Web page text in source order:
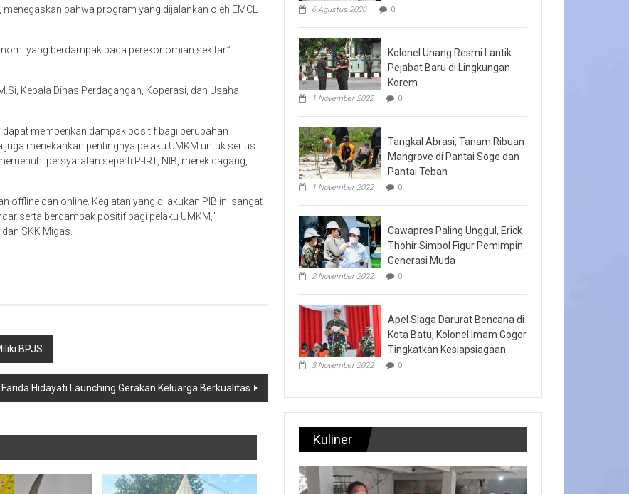
bahwa program yang dijalankan oleh EMCL
yang berdampak pada perekonomian sekitar.”
Kepala Dinas Perdagangan, Koperasi, dan Usaha
memberikan dampak positif bagi perubahan
menekankan pentingnya pelaku UMKM untuk serius
persyaratan seperti P-IRT, NIB, merek dagang,
offline dan online. Kegiatan yang dilakukan PIB ini sangat
serta berdampak positif bagi pelaku UMKM,”
SKK Migas.
BPJS
Farida Hidayati Launching Gerakan Keluarga Berkualitas
6 Agustus 2026 0
Kolonel Unang Resmi Lantik
Pejabat Baru di Lingkungan
Korem
1 November 2022 0
Tangkal Abrasi, Tanam Ribuan
Mangrove di Pantai Soge dan
Pantai Teban
1 November 2022 0
Cawapres Paling Unggul, Erick
Thohir Simbol Figur Pemimpin
Generasi Muda
2 November 2022 0
Apel Siaga Darurat Bencana di
Kota Batu, Kolonel Imam Gogor
Tingkatkan Kesiapsiagaan
3 November 2022 0
Kuliner